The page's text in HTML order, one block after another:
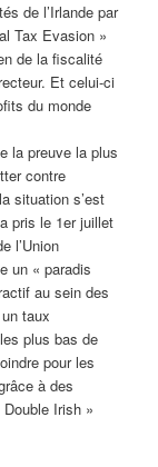
de l’Irlande par
Tax Evasion »
de la fiscalité
Et celui-ci
du monde
la preuve la plus
contre
situation s’est
pris le 1er juillet
l’Union
un « paradis
au sein des
taux
plus bas de
pour les
à des
Irish »